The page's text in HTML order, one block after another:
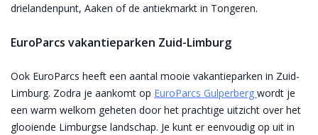
drielandenpunt, Aaken of de antiekmarkt in Tongeren.
EuroParcs vakantieparken Zuid-Limburg
Ook EuroParcs heeft een aantal mooie vakantieparken in Zuid-
Limburg. Zodra je aankomt op EuroParcs Gulperberg wordt je
een warm welkom geheten door het prachtige uitzicht over het
glooiende Limburgse landschap. Je kunt er eenvoudig op uit in